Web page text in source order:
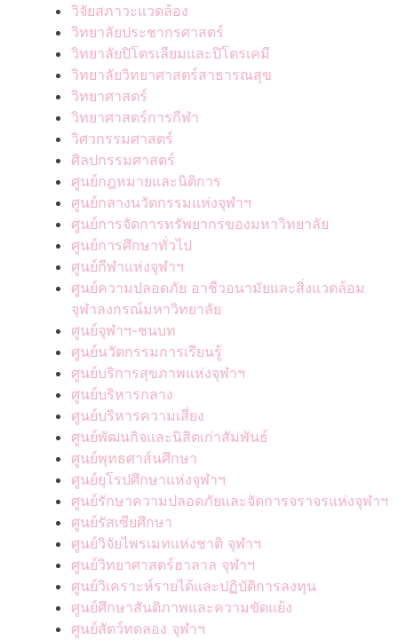
วิจัยสภาวะแวดล้อง
วิทยาลัยประชากรศาสตร์
วิทยาลัยปิโตรเลียมและปิโตรเคมี
วิทยาลัยวิทยาศาสตร์สาธารณสุข
วิทยาศาสตร์
วิทยาศาสตร์การกีฬา
วิศวกรรมศาสตร์
ศิลปกรรมศาสตร์
ศูนย์กฎหมายและนิติการ
ศูนย์กลางนวัตกรรมแห่งจุฬาฯ
ศูนย์การจัดการทรัพยากรของมหาวิทยาลัย
ศูนย์การศึกษาทั่วไป
ศูนย์กีฬาแห่งจุฬาฯ
ศูนย์ความปลอดภัย อาชีวอนามัยและสิ่งแวดล้อม
จุฬาลงกรณ์มหาวิทยาลัย
ศูนย์จุฬาฯ-ชนบท
ศูนย์นวัตกรรมการเรียนรู้
ศูนย์บริการสุขภาพแห่งจุฬาฯ
ศูนย์บริหารกลาง
ศูนย์บริหารความเสี่ยง
ศูนย์พัฒนกิจและนิสิตเก่าสัมพันธ์
ศูนย์พุทธศาส์นศึกษา
ศูนย์ยุโรปศึกษาแห่งจุฬาฯ
ศูนย์รักษาความปลอดภัยและจัดการจราจรแห่งจุฬาฯ
ศูนย์รัสเซียศึกษา
ศูนย์วิจัยไพรเมทแห่งชาติ จุฬาฯ
ศูนย์วิทยาศาสตร์ฮาลาล จุฬาฯ
ศูนย์วิเคราะห์รายได้และปฏิบัติการลงทุน
ศูนย์ศึกษาสันติภาพและความขัดแย้ง
ศูนย์สัตว์ทดลอง จุฬาฯ